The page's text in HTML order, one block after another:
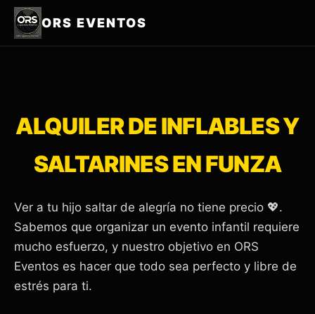
ORS EVENTOS
ALQUILER DE INFLABLES Y
SALTARINES EN FUNZA
Ver a tu hijo saltar de alegría no tiene precio 💖.
Sabemos que organizar un evento infantil requiere
mucho esfuerzo, y nuestro objetivo en ORS
Eventos es hacer que todo sea perfecto y libre de
estrés para ti.